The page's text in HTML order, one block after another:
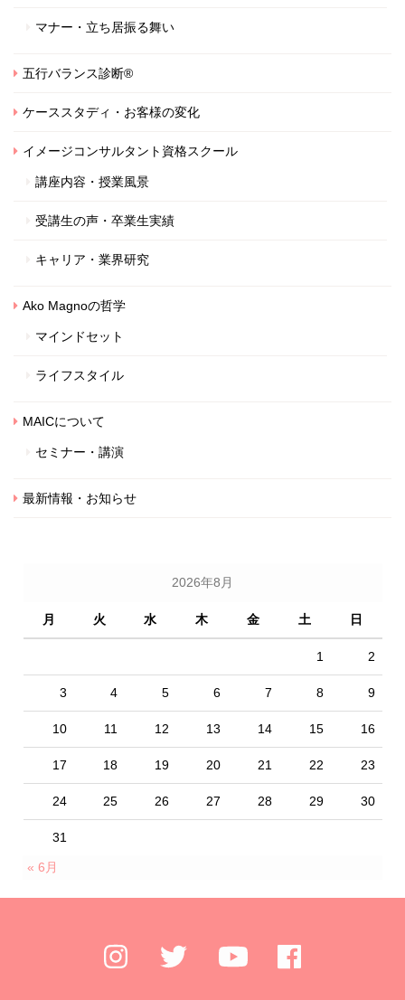
マナー・立ち居振る舞い
五行バランス診断®
ケーススタディ・お客様の変化
イメージコンサルタント資格スクール
講座内容・授業風景
受講生の声・卒業生実績
キャリア・業界研究
Ako Magnoの哲学
マインドセット
ライフスタイル
MAICについて
セミナー・講演
最新情報・お知らせ
2026年8月
月 火 水 木 金 土 日
1 2
3 4 5 6 7 8 9
10 11 12 13 14 15 16
17 18 19 20 21 22 23
24 25 26 27 28 29 30
31
« 6月